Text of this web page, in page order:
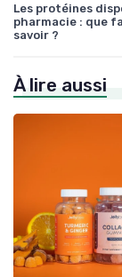
Les protéines
pharmacie : que
savoir ?
À lire aussi